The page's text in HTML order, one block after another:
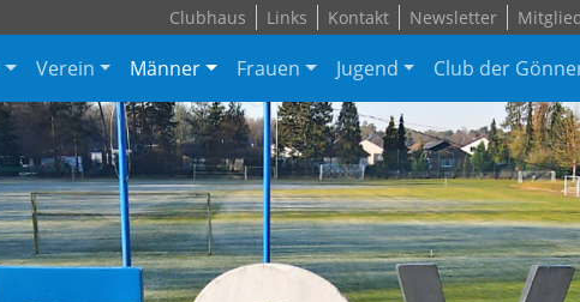
Clubhaus Links Kontakt Newsletter
Verein Männer Frauen Jugend Club der